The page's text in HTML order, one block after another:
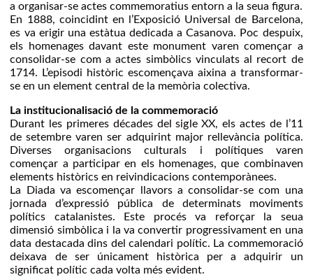
a organisar-se actes commemoratius entorn a la seua figura.
En 1888, coincidint en l’Exposició Universal de Barcelona,
es va erigir una estàtua dedicada a Casanova. Poc despuix,
els homenages davant este monument varen començar a
consolidar-se com a actes simbòlics vinculats al recort de
1714. L’episodi històric escomençava aixina a transformar-
se en un element central de la memòria colectiva.
La institucionalisació de la commemoració
Durant les primeres décades del sigle XX, els actes de l’11
de setembre varen ser adquirint major rellevància política.
Diverses organisacions culturals i polítiques varen
començar a participar en els homenages, que combinaven
elements històrics en reivindicacions contemporànees.
La Diada va escomençar llavors a consolidar-se com una
jornada d’expressió pública de determinats moviments
polítics catalanistes. Este procés va reforçar la seua
dimensió simbòlica i la va convertir progressivament en una
data destacada dins del calendari polític. La commemoració
deixava de ser únicament històrica per a adquirir un
significat polític cada volta més evident.